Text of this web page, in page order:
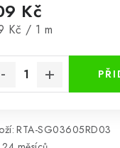
Kč
cena:
Kč / 1 m
RTA-SG03605RD03